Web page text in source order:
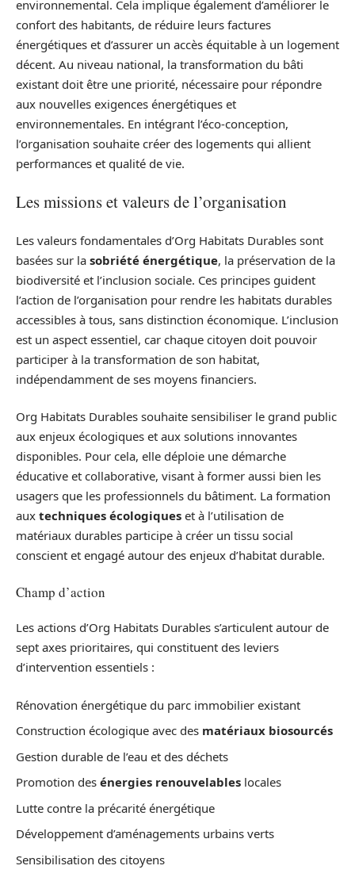
environnemental. Cela implique également d’améliorer le
confort des habitants, de réduire leurs factures
énergétiques et d’assurer un accès équitable à un logement
décent. Au niveau national, la transformation du bâti
existant doit être une priorité, nécessaire pour répondre
aux nouvelles exigences énergétiques et
environnementales. En intégrant l’éco-conception,
l’organisation souhaite créer des logements qui allient
performances et qualité de vie.
Les missions et valeurs de l’organisation
Les valeurs fondamentales d’Org Habitats Durables sont
basées sur la sobriété énergétique, la préservation de la
biodiversité et l’inclusion sociale. Ces principes guident
l’action de l’organisation pour rendre les habitats durables
accessibles à tous, sans distinction économique. L’inclusion
est un aspect essentiel, car chaque citoyen doit pouvoir
participer à la transformation de son habitat,
indépendamment de ses moyens financiers.
Org Habitats Durables souhaite sensibiliser le grand public
aux enjeux écologiques et aux solutions innovantes
disponibles. Pour cela, elle déploie une démarche
éducative et collaborative, visant à former aussi bien les
usagers que les professionnels du bâtiment. La formation
aux techniques écologiques et à l’utilisation de
matériaux durables participe à créer un tissu social
conscient et engagé autour des enjeux d’habitat durable.
Champ d’action
Les actions d’Org Habitats Durables s’articulent autour de
sept axes prioritaires, qui constituent des leviers
d’intervention essentiels :
Rénovation énergétique du parc immobilier existant
Construction écologique avec des matériaux biosourcés
Gestion durable de l’eau et des déchets
Promotion des énergies renouvelables locales
Lutte contre la précarité énergétique
Développement d’aménagements urbains verts
Sensibilisation des citoyens